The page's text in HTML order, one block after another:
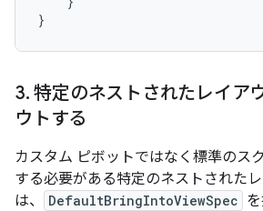
}
3. 特定のネストされたレイア
ウトする
カスタム ピボットではなく標準のス
する必要がある特定のネストされた
は、
DefaultBringIntoViewSpec